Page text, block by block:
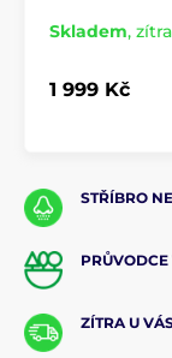
Skladem, zítra
1 999 Kč
STŘÍBRO
ZÍTRA U